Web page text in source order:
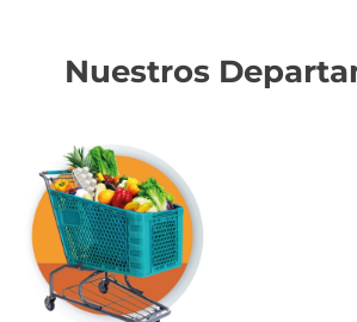
Nuestros